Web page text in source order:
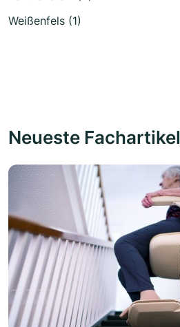
Weißenfels (1)
Neueste Fachartikel